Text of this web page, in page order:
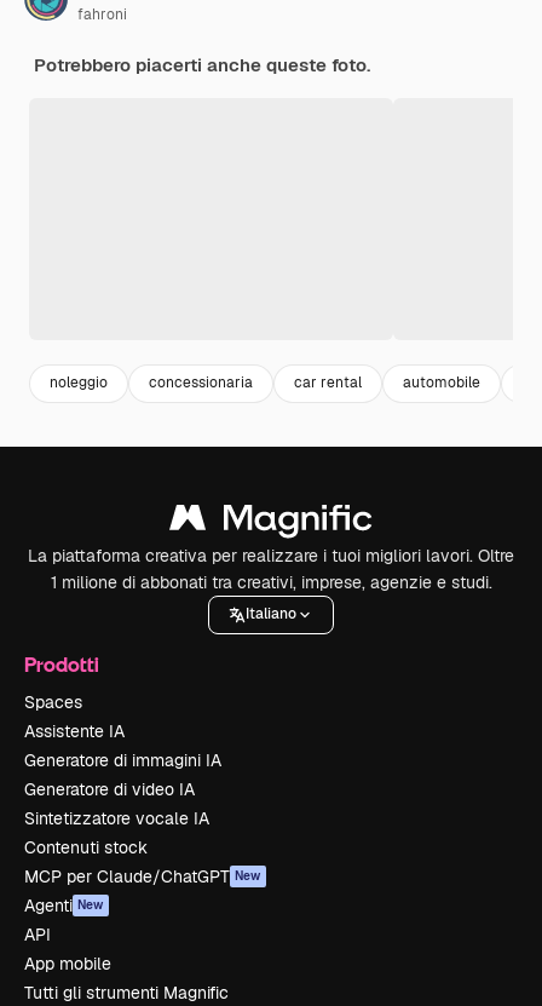
fahroni
Potrebbero piacerti anche queste foto.
noleggio concessionaria car rental automobile
La piattaforma creativa per realizzare i tuoi migliori lavori. Oltre
1 milione di abbonati tra creativi, imprese, agenzie e studi.
Italiano
Prodotti
Spaces
Assistente IA
Generatore di immagini IA
Generatore di video IA
Sintetizzatore vocale IA
Contenuti stock
MCP per Claude/ChatGPT New
Agenti New
API
App mobile
Tutti gli strumenti Magnific